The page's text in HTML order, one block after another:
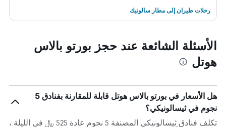
رحلات طيران إلى مطار سالونيك
الأسئلة الشائعة عند حجز بورتو بالاس
هوتل
هل الأسعار في بورتو بالاس هوتل قابلة للمقارنة بفنادق 5
نجوم في ثيسالونيكي؟
تكلف فنادق ثيسالونيكي المصنفة 5 نجوم عادة 525 ﷼ في الليلة ،